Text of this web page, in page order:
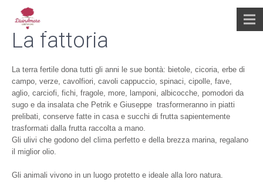
La fattoria
La terra fertile dona tutti gli anni le sue bontà: bietole, cicoria, erbe di
campo, verze, cavolfiori, cavoli cappuccio, spinaci, cipolle, fave,
aglio, carciofi, fichi, fragole, more, lamponi, albicocche, pomodori da
sugo e da insalata che Petrik e Giuseppe trasformeranno in piatti
prelibati, conserve fatte in casa e succhi di frutta sapientemente
trasformati dalla frutta raccolta a mano.
Gli ulivi che godono del clima perfetto e della brezza marina, regalano
il miglior olio.
Gli animali vivono in un luogo protetto e ideale alla loro natura.